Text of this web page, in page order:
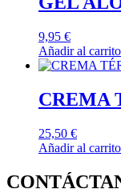
9,95 €
Añadir al carrito
CREMA
25,50 €
Añadir al carrito